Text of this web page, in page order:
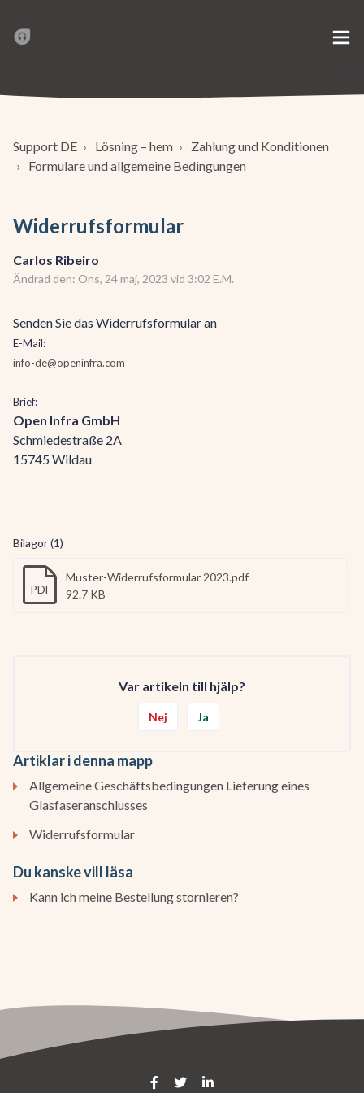
Support DE Lösning – hem
Zahlung und Konditionen
Formulare und allgemeine Bedingungen
Widerrufsformular
Carlos Ribeiro
Ändrad den: Ons, 24 maj, 2023 vid 3:02 E.M.
Senden Sie das Widerrufsformular an
E-Mail:
info-de@openinfra.com
Brief:
Open Infra GmbH
Schmiedestraße 2A
15745 Wildau
Bilagor (1)
PDF
Muster-Widerrufsformular 2023.pdf
92.7 KB
Var artikeln till hjälp?
Nej Ja
Artiklar i denna mapp
Allgemeine Geschäftsbedingungen Lieferung eines
Glasfaseranschlusses
Widerrufsformular
Du kanske vill läsa
Kann ich meine Bestellung stornieren?